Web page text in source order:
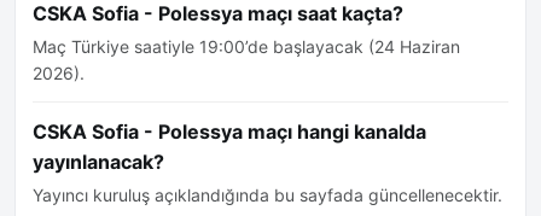
CSKA Sofia - Polessya maçı saat kaçta?
Maç Türkiye saatiyle 19:00’de başlayacak (24 Haziran
2026).
CSKA Sofia - Polessya maçı hangi kanalda
yayınlanacak?
Yayıncı kuruluş açıklandığında bu sayfada güncellenecektir.